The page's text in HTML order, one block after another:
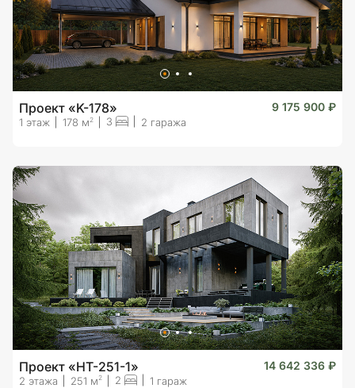
Проект «K-178» 9 175 900 ₽
1 этаж 178 м 2 3 2 гаража
Проект «HT-251-1» 14 642 336 ₽
2 этажа 251 м2 2 1 гараж